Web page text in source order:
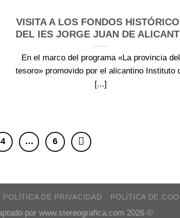
VISITA A LOS FONDOS
DEL IES JORGE JUAN DE
En el marco del programa «La provincia del
tesoro» promovido por el alicantino Instituto
[...]
4 … 6
POLÍTICA DE PRIVACIDAD POLÍTICA DE
por www.stereografica.com 2026 ©